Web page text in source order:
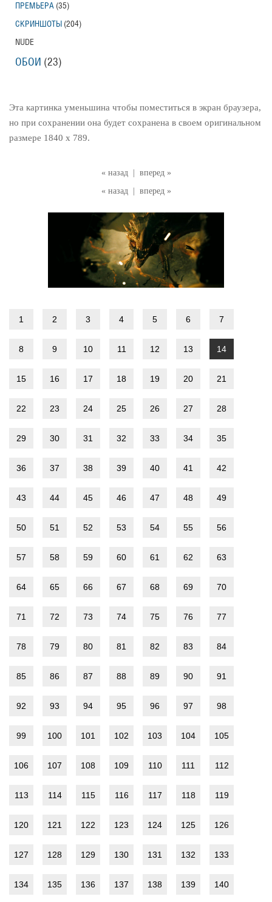
« назад
вперед »
« назад
вперед »
Эта картинка уменьшина чтобы поместиться в экран браузера,
но при сохранении она будет сохранена в своем оригинальном
размере 1840 x 789.
1 2 3 4 5 6 7
8 9 10 11 12 13 14
15 16 17 18 19 20 21
22 23 24 25 26 27 28
29 30 31 32 33 34 35
36 37 38 39 40 41 42
43 44 45 46 47 48 49
50 51 52 53 54 55 56
57 58 59 60 61 62 63
64 65 66 67 68 69 70
71 72 73 74 75 76 77
78 79 80 81 82 83 84
85 86 87 88 89 90 91
92 93 94 95 96 97 98
99 100 101 102 103 104 105
106 107 108 109 110 111 112
113 114 115 116 117 118 119
120 121 122 123 124 125 126
127 128 129 130 131 132 133
134 135 136 137 138 139 140
ПРЕМЬЕРА (35)
СКРИНШОТЫ (204)
NUDE
ОБОИ (23)